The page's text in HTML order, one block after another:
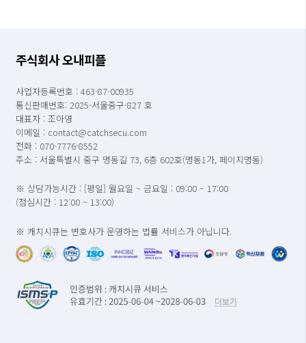
주식회사 오내피플
사업자등록번호 : 463-87-00935
통신판매번호: 2025-서울중구-827 호
대표자 : 조아영
이메일 : contact@catchsecu.com
전화 : 070-7776-8552
주소 : 서울특별시 중구 명동길 73, 6층 602호(명동1가, 페이지명동)
※ 상담가능시간 : [평일] 월요일 ~ 금요일 : 09:00 ~ 17:00
(점심시간 : 12:00 ~ 13:00)
※ 캐치시큐는 변호사가 운영하는 법률 서비스가 아닙니다.